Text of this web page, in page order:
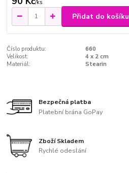
/ks
Přidat do košíku
Číslo produktu:
660
Velikost:
4 x 2 cm
Materiál:
Stearin
Bezpečná platba
Platební brána GoPay
Zboží Skladem
Rychlé odeslání